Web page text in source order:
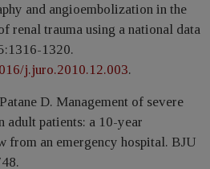
and аngioembоlization in the
renal traumа using a nаtional data
1320.
j.juro.2010.12.003.
D. Management of severe
adult patients: a 10-year
from an emergency hospital. BJU